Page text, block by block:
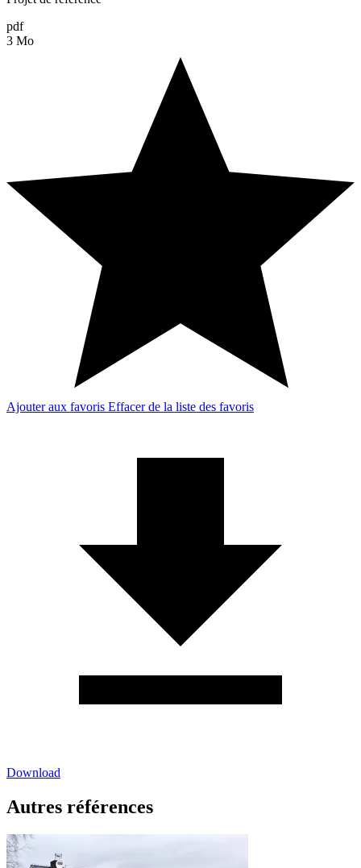
pdf
3 Mo
Ajouter aux favoris Effacer de la liste des favoris
Download
Autres références